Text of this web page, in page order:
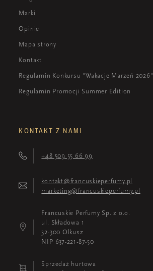
Marki
Opinie
Mapa strony
Kontakt
Regulamin Konkursu "Wakacje Marzeń 2026"
Regulamin Promocji Summer Edition
KONTAKT Z NAMI
+48 509 55 66 99
kontakt@francuskieperfumy.pl
marketing@francuskieperfumy.pl
Francuskie Perfumy Sp. z o.o.
ul. Składowa 1
32-300 Olkusz
NIP 637-221-87-50
Sprzedaż hurtowa